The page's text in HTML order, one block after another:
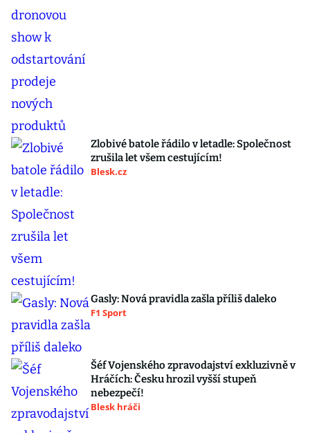
Zlobivé batole řádilo v letadle: Společnost
zrušila let všem cestujícím!
Blesk.cz
Gasly: Nová pravidla zašla příliš daleko
F1 Sport
Šéf Vojenského zpravodajství exkluzivně v
Hráčích: Česku hrozil vyšší stupeň
nebezpečí!
Blesk hráči